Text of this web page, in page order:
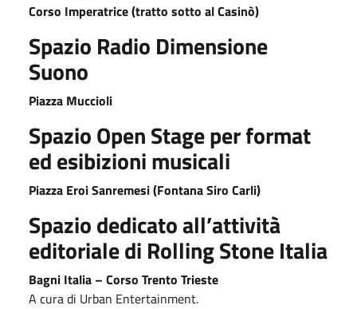
Corso Imperatrice (tratto sotto al Casinò)
Spazio Radio Dimensione
Suono
Piazza Muccioli
Spazio Open Stage per format
ed esibizioni musicali
Piazza Eroi Sanremesi (Fontana Siro Carli)
Spazio dedicato all’attività
editoriale di Rolling Stone Italia
Bagni Italia – Corso Trento Trieste
A cura di Urban Entertainment.